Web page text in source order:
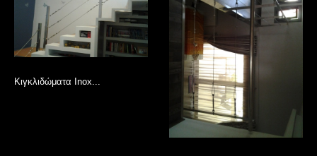
Κιγκλιδώματα Inox...